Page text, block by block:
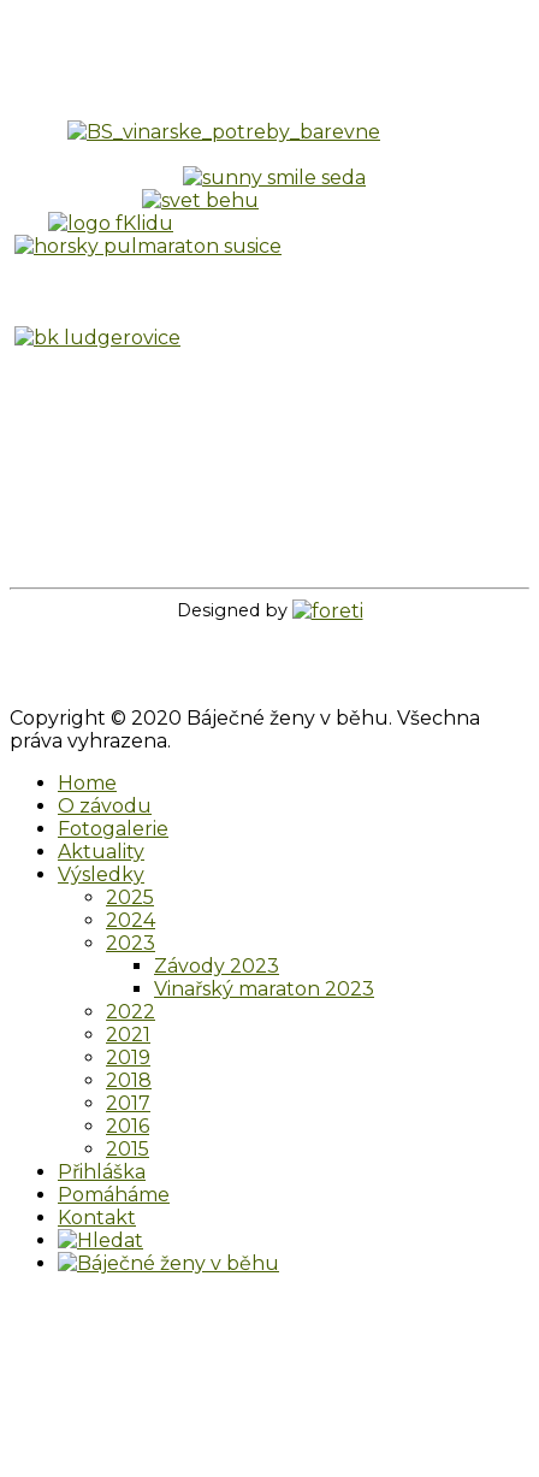
Designed by
Copyright © 2020 Báječné ženy v běhu. Všechna
práva vyhrazena.
Home
O závodu
Fotogalerie
Aktuality
Výsledky
2025
2024
2023
Závody 2023
Vinařský maraton 2023
2022
2021
2019
2018
2017
2016
2015
Přihláška
Pomáháme
Kontakt